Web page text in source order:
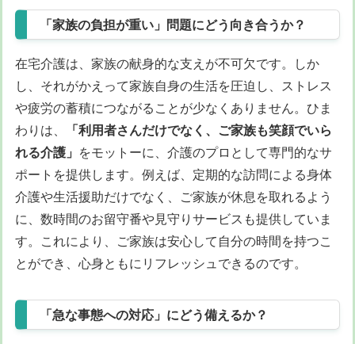
「家族の負担が重い」問題にどう向き合うか？
在宅介護は、家族の献身的な支えが不可欠です。しか
し、それがかえって家族自身の生活を圧迫し、ストレス
や疲労の蓄積につながることが少なくありません。ひま
わりは、
「利用者さんだけでなく、ご家族も笑顔でいら
れる介護」 をモットーに、介護のプロとして専門的なサ
ポートを提供します。例えば、定期的な訪問による身体
介護や生活援助だけでなく、ご家族が休息を取れるよう
に、数時間のお留守番や見守りサービスも提供していま
す。これにより、ご家族は安心して自分の時間を持つこ
とができ、心身ともにリフレッシュできるのです。
「急な事態への対応」にどう備えるか？